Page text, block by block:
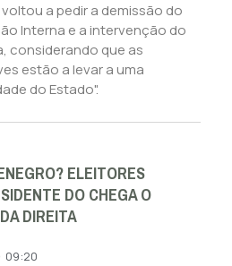
voltou a pedir a demissão do
Interna e a intervenção do
considerando que as
estão a levar a uma
do Estado".
ELEITORES
DO CHEGA O
DIREITA
09:20